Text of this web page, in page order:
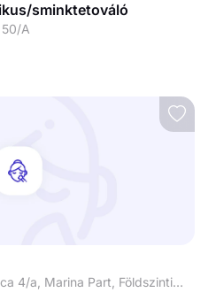
sminktetováló
A
1138, Budapest, Sólyatér utca 4/a, Marina Part, Földszinti üzlethelyiség